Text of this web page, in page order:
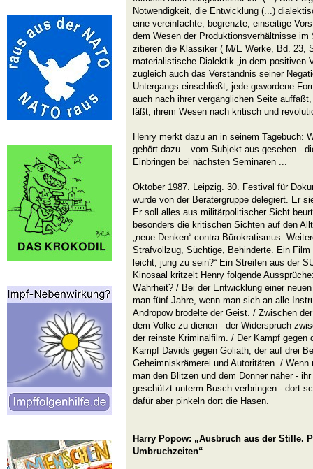
Notwendigkeit, die Entwicklung (...)
eine vereinfachte, begrenzte, einseitige
dem Wesen der Produktionsverhältnisse im
zitieren die Klassiker ( M/E Werke, Bd. 23,
materialistische Dialektik „in dem positiven
zugleich auch das Verständnis seiner
Untergangs einschließt, jede gewordene
auch nach ihrer vergänglichen Seite
läßt, ihrem Wesen nach kritisch und
Henry merkt dazu an in seinem Tagebuch:
gehört dazu – vom Subjekt aus gesehen -
Einbringen bei nächsten Seminaren ...
Oktober 1987. Leipzig. 30. Festival für
wurde von der Beratergruppe delegiert. Er
Er soll alles aus militärpolitischer Sicht
besonders die kritischen Sichten auf den
„neue Denken“ contra Bürokratismus.
Strafvollzug, Süchtige, Behinderte. Ein
leicht, jung zu sein?“ Ein Streifen aus der
Kinosaal kritzelt Henry folgende
Wahrheit? / Bei der Entwicklung einer
man fünf Jahre, wenn man sich an alle
Andropow brodelte der Geist. / Zwischen
dem Volke zu dienen - der Widerspruch
der reinste Kriminalfilm. / Der Kampf gegen
Kampf Davids gegen Goliath, der auf drei
Geheimniskrämerei und Autoritäten. /
man den Blitzen und dem Donner näher -
geschützt unterm Busch verbringen - dort
dafür aber pinkeln dort die Hasen.
Harry Popow: „Ausbruch aus der Stille.
Umbruchzeiten“